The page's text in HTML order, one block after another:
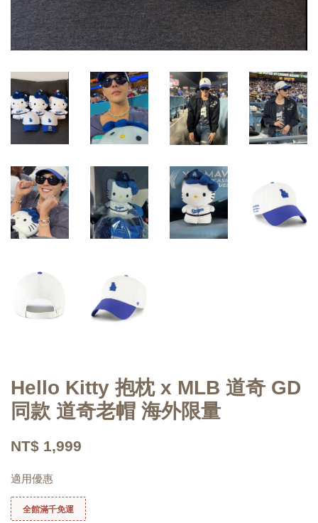
Hello Kitty 抱枕 x MLB 道奇 GD
同款 道奇老帽 海外限量
NT$ 1,999
適用優惠
全館滿千免運